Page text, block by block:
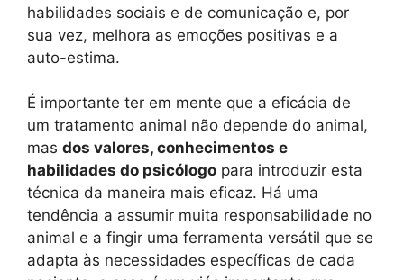
habilidades sociais e de comunicação e, por
sua vez, melhora as emoções positivas e a
auto-estima.
É importante ter em mente que a eficácia de
um tratamento animal não depende do animal,
mas dos valores, conhecimentos e
habilidades do psicólogo para introduzir esta
técnica da maneira mais eficaz. Há uma
tendência a assumir muita responsabilidade no
animal e a fingir uma ferramenta versátil que se
adapta às necessidades específicas de cada